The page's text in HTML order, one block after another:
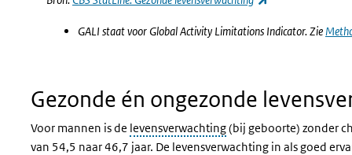
GALI staat voor Global Activity Limitations Indicator. Zie
Gezonde én ongezonde
Voor mannen is de levensverwachting(bij geboorte) zonder
van 54,5 naar 46,7 jaar. De levensverwachting in als goed